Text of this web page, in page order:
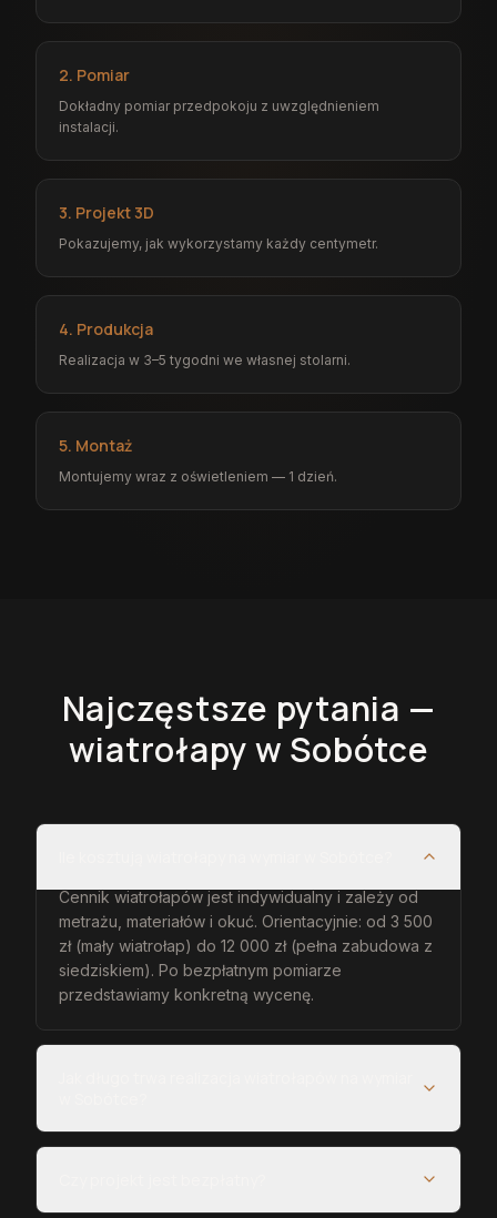
2. Pomiar
Dokładny pomiar przedpokoju z uwzględnieniem
instalacji.
3. Projekt 3D
Pokazujemy, jak wykorzystamy każdy centymetr.
4. Produkcja
Realizacja w 3–5 tygodni we własnej stolarni.
5. Montaż
Montujemy wraz z oświetleniem — 1 dzień.
Najczęstsze pytania —
wiatrołapyw Sobótce
Cennik wiatrołapów jest indywidualny i zależy od
metrażu, materiałów i okuć. Orientacyjnie: od 3 500
zł (mały wiatrołap) do 12 000 zł (pełna zabudowa z
siedziskiem). Po bezpłatnym pomiarze
przedstawiamy konkretną wycenę.